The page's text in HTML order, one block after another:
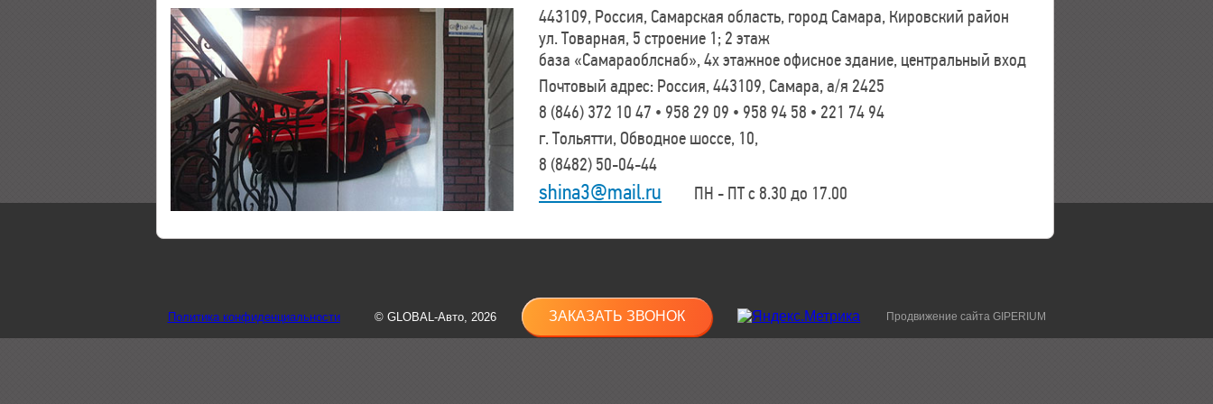
443109, Россия, Самарская область, город Самара, Кировский район
ул. Товарная, 5 строение 1; 2 этаж
база «Самараоблснаб», 4х этажное офисное здание, центральный вход
Почтовый адрес: Россия, 443109, Самара, а/я 2425
8 (846) 372 10 47 • 958 29 09 • 958 94 58 • 221 74 94
г. Тольятти, Обводное шоссе, 10,
8 (8482) 50-04-44
shina3@mail.ru ПН - ПТ с 8.30 до 17.00
Политика конфиденциальности © GLOBAL-Авто, 2026 ЗАКАЗАТЬ ЗВОНОК Продвижение сайта GIPERIUM